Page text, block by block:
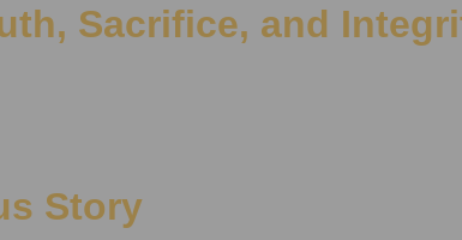
Sacrifice, and
Story